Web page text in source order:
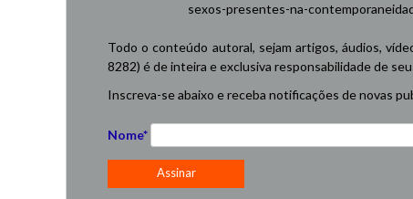
sexos-presentes-na-
Todo o conteúdo autoral, sejam artigos, áudios,
8282) é de inteira e exclusiva responsabilidade de
Inscreva-se abaixo e receba notificações de novas
Nome*